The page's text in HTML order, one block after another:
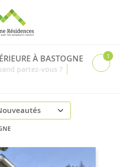
À BASTOGNE
partez-vous ? |
1